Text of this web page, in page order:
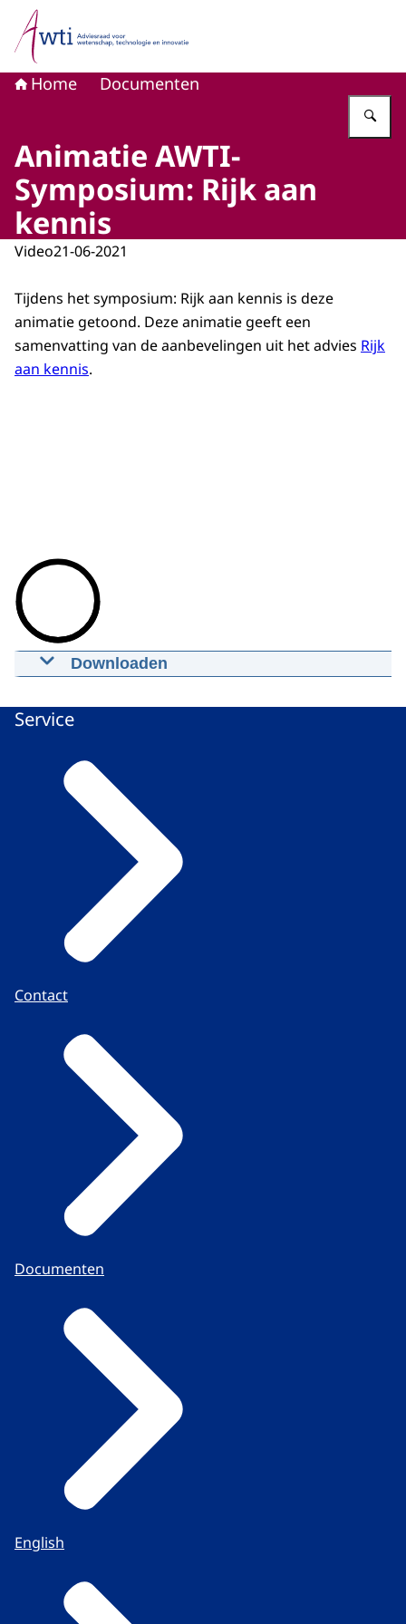
Naar de homepage van Adviesraad voor wetenschap,
Home Documenten
Animatie AWTI-
Symposium: Rijk aan
kennis
Video21-06-2021
Tijdens het symposium: Rijk aan kennis is deze
animatie getoond. Deze animatie geeft een
samenvatting van de aanbevelingen uit het advies Rijk
aan kennis.
Downloaden
kennis
21-06-2021
Download
Service
Contact
Documenten
English